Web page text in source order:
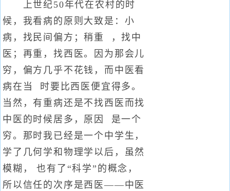
上世纪50年代在农村的时
候，我看病的原则大致是：小
病，找民间偏方；稍重 ，找中
医；再重，找西医。因为那会儿
穷，偏方几乎不花钱，而中医看
病在当 时要比西医便宜得多。
当然，有重病还是不找西医而找
中医的时候居多，原因 是一个
穷。那时我已经是一个中学生，
学了几何学和物理学以后，虽然
模糊， 也有了“科学”的概念，
所以信任的次序是西医——中医